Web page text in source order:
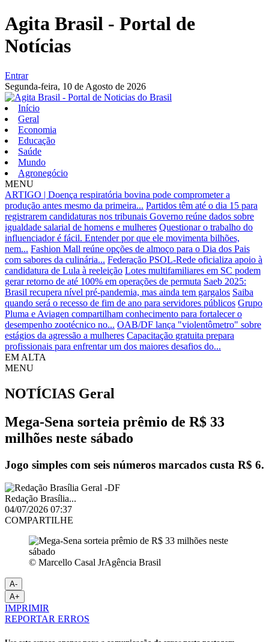
Agita Brasil - Portal de
Notícias
Entrar
Segunda-feira, 10 de Agosto de 2026
Início
Geral
Economia
Educação
Saúde
Mundo
Agronegócio
MENU
ARTIGO | Doença respiratória bovina pode comprometer a
produção antes mesmo da primeira... Partidos têm até o dia 15 para
registrarem candidaturas nos tribunais Governo reúne dados sobre
igualdade salarial de homens e mulheres Questionar o trabalho do
influenciador é fácil. Entender por que ele movimenta bilhões,
nem... Fashion Mall reúne opções de almoço para o Dia dos Pais
com sabores da culinária... Federação PSOL-Rede oficializa apoio à
candidatura de Lula à reeleição Lotes multifamiliares em SC podem
gerar retorno de até 100% em operações de permuta Saeb 2025:
Brasil recupera nível pré-pandemia, mas ainda tem gargalos Saiba
quando será o recesso de fim de ano para servidores públicos Grupo
Pluma e Aviagen compartilham conhecimento para fortalecer o
desempenho zootécnico no... OAB/DF lança "violentômetro" sobre
estágios da agressão a mulheres Capacitação gratuita prepara
profissionais para enfrentar um dos maiores desafios do...
EM ALTA
MENU
NOTÍCIAS Geral
Mega-Sena sorteia prêmio de R$ 33
milhões neste sábado
Jogo simples com seis números marcados custa R$ 6.
Redação Brasília...
04/07/2026 07:37
COMPARTILHE
© Marcello Casal JrAgência Brasil
A-
A+
IMPRIMIR
REPORTAR ERROS